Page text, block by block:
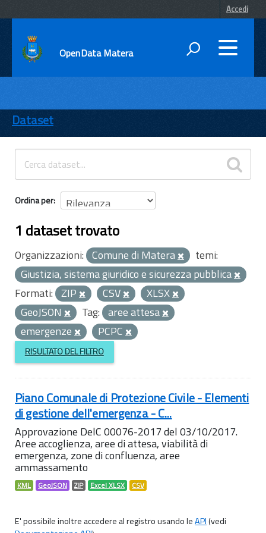
Accedi
OpenData Matera
ENTI
TEMI
INFORMAZIONI
Dataset
Ordina per
1 dataset trovato
Organizzazioni: Comune di Matera
temi:
Giustizia, sistema giuridico e sicurezza pubblica
Formati: ZIP CSV
XLSX
GeoJSON
Tag: aree attesa
emergenze
PCPC
RISULTATO DEL FILTRO
Piano Comunale di Protezione Civile - Elementi
di gestione dell'emergenza - C...
Approvazione DelC 00076-2017 del 03/10/2017.
Aree accoglienza, aree di attesa, viabilità di
emergenza, zone di confluenza, aree
ammassamento
KML GeoJSON ZIP Excel XLSX CSV
E' possibile inoltre accedere al registro usando leAPI(vedi